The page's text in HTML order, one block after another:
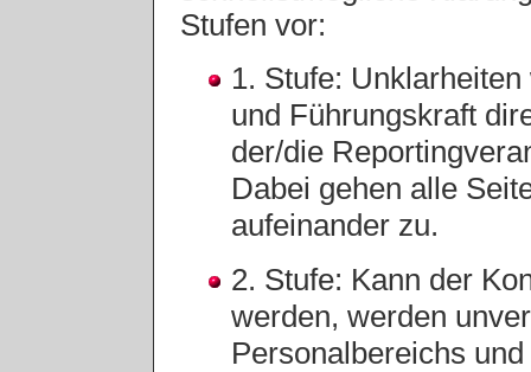
Stufen vor:
1. Stufe:
und Führungskraft
der/die
Dabei gehen alle
aufeinander zu.
2. Stufe: Kann der
werden, werden
Personalbereichs